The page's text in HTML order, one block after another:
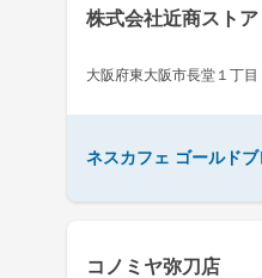
株式会社近商スト
大阪府東大阪市長堂１丁目
ネスカフェ ゴールド
コノミヤ弥刀店